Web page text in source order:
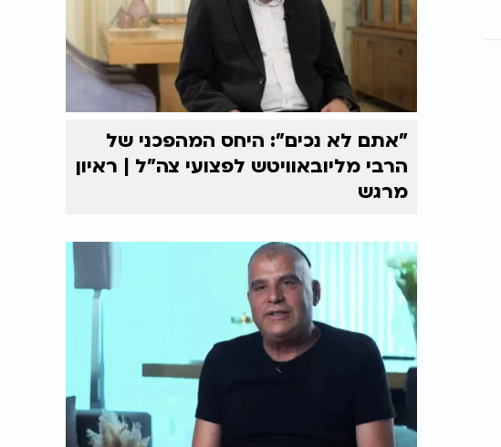
"אתם לא נכים": היחס המהפכני של
הרבי מליובאוויטש לפצועי צה"ל | ראיון
מרגש